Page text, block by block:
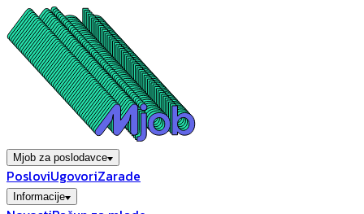
Mjob za poslodavce
PosloviUgovoriZarade
Informacije